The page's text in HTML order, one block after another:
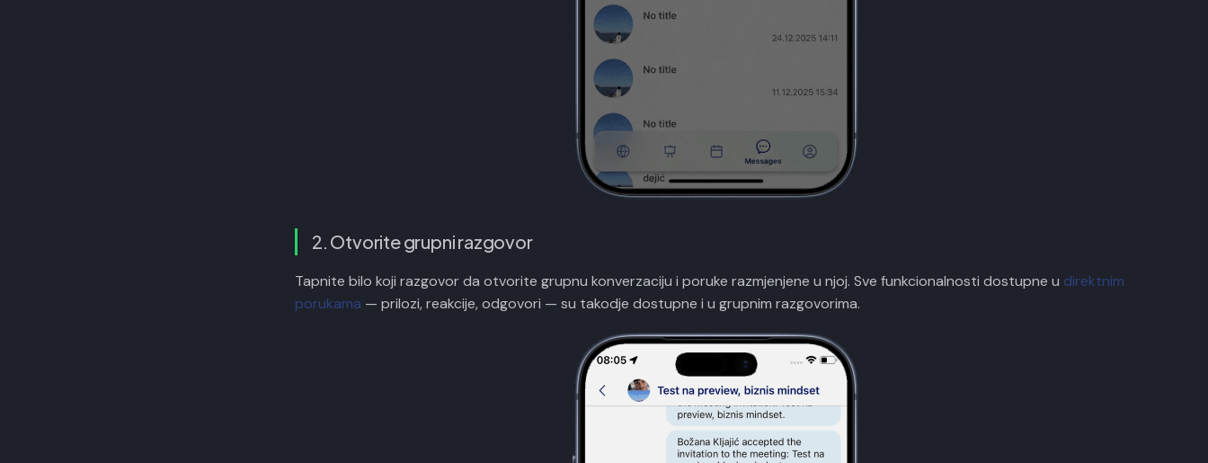
2. Otvorite grupni razgovor
Tapnite bilo koji razgovor da otvorite grupnu konverzaciju i poruke razmjenjene u njoj. Sve funkcionalnosti dostupne u direktnim
porukama — prilozi, reakcije, odgovori — su takodje dostupne i u grupnim razgovorima.